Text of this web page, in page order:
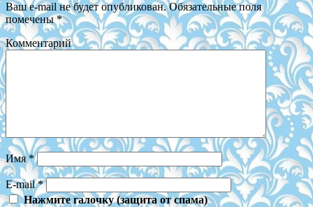
Ваш e-mail не будет опубликован.Обязательные поля
помечены*
Комментарий
Имя*
E-mail*
Нажмите галочку (защита от спама)